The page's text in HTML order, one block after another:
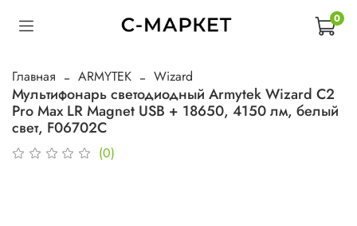
0
Главная ARMYTEK Wizard
Мультифонарь светодиодный Armytek Wizard C2
Pro Max LR Magnet USB + 18650, 4150 лм, белый
свет, F06702C
(0)